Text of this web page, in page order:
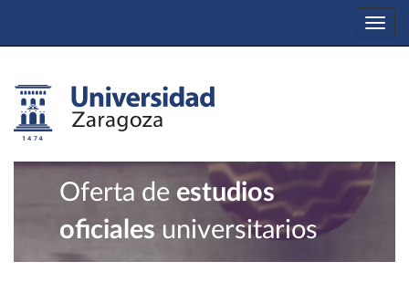
Oferta de estudios
oficiales universitarios